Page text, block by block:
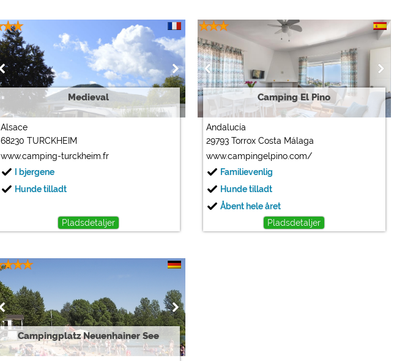
Medieval
Alsace
68230 TURCKHEIM
www.camping-turckheim.fr
I bjergene
Hunde tilladt
Pladsdetaljer
Camping El Pino
Andalucía
29793 Torrox Costa Málaga
www.campingelpino.com/
Familievenlig
Hunde tilladt
Åbent hele året
Pladsdetaljer
Campingplatz Neuenhainer See